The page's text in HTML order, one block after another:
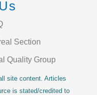
site content. Articles
is stated/credited to